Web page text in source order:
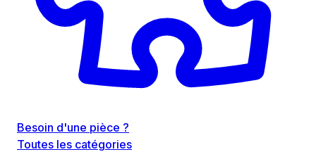
Besoin d'une pièce ?
Toutes les catégories